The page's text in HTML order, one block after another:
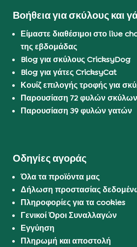
Βοήθεια για σκύλους και
Είμαστε διαθέσιμοι στο live
της εβδομάδας
Blog για σκύλους CricksyDog
Blog για γάτες CricksyCat
Κουίζ επιλογής τροφής για
Παρουσίαση 72 φυλών σκύλων
Παρουσίαση 39 φυλών γατών
Οδηγίες αγοράς
Όλα τα προϊόντα μας
Δήλωση προστασίας
Πληροφορίες για τα cookies
Γενικοί Όροι Συναλλαγών
Εγγύηση
Πληρωμή και αποστολή